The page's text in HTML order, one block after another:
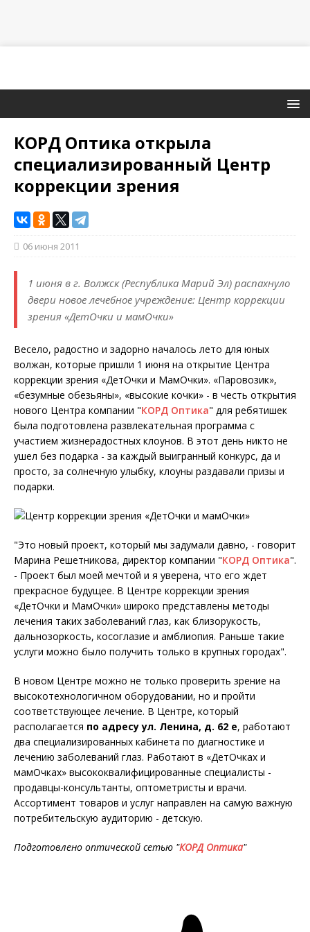
КОРД Оптика открыла
специализированный Центр
коррекции зрения
06 июня 2011
1 июня в г. Волжск (Республика Марий Эл) распахнуло
двери новое лечебное учреждение: Центр коррекции
зрения «ДетОчки и мамОчки»
Весело, радостно и задорно началось лето для юных
волжан, которые пришли 1 июня на открытие Центра
коррекции зрения «ДетОчки и МамОчки». «Паровозик»,
«безумные обезьяны», «высокие кочки» - в честь открытия
нового Центра компании "КОРД Оптика" для ребятишек
была подготовлена развлекательная программа с
участием жизнерадостных клоунов. В этот день никто не
ушел без подарка - за каждый выигранный конкурс, да и
просто, за солнечную улыбку, клоуны раздавали призы и
подарки.
"Это новый проект, который мы задумали давно, - говорит
Марина Решетникова, директор компании "КОРД Оптика".
- Проект был моей мечтой и я уверена, что его ждет
прекрасное будущее. В Центре коррекции зрения
«ДетОчки и МамОчки» широко представлены методы
лечения таких заболеваний глаз, как близорукость,
дальнозоркость, косоглазие и амблиопия. Раньше такие
услуги можно было получить только в крупных городах".
В новом Центре можно не только проверить зрение на
высокотехнологичном оборудовании, но и пройти
соответствующее лечение. В Центре, который
располагается по адресу ул. Ленина, д. 62 е, работают
два специализированных кабинета по диагностике и
лечению заболеваний глаз. Работают в «ДетОчках и
мамОчках» высококвалифицированные специалисты -
продавцы-консультанты, оптометристы и врачи.
Ассортимент товаров и услуг направлен на самую важную
потребительскую аудиторию - детскую.
Подготовлено оптической сетью "КОРД Оптика"